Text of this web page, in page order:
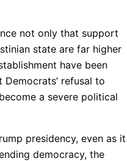
not only that support
state are far higher
have been
refusal to
a severe political
presidency, even as it
democracy, the